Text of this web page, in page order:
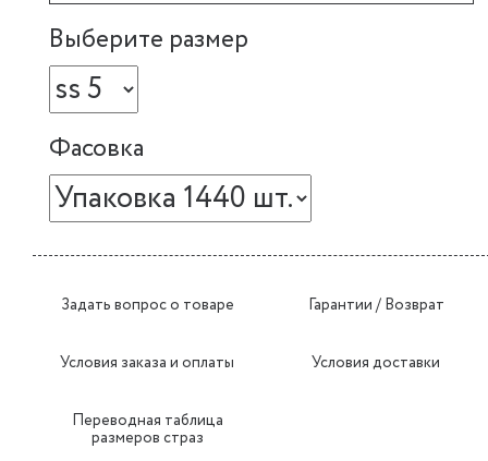
Выберите размер
Фасовка
Задать вопрос о товаре Гарантии / Возврат
Условия заказа и оплаты Условия доставки
Переводная таблица
размеров страз